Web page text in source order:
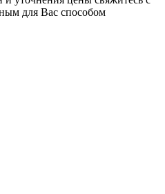
для Вас способом